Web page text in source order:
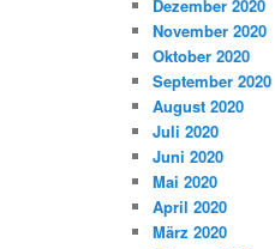
Dezember 2020
November 2020
Oktober 2020
September 2020
August 2020
Juli 2020
Juni 2020
Mai 2020
April 2020
März 2020